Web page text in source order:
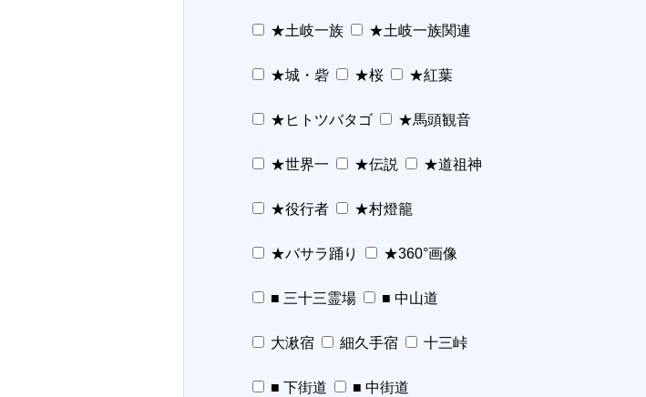
★土岐一族 ★土岐一族関連
★城・砦 ★桜 ★紅葉
★ヒトツバタゴ ★馬頭観音
★世界一 ★伝説 ★道祖神
★役行者 ★村燈籠
★バサラ踊り ★360°画像
■ 三十三霊場 ■ 中山道
大湫宿 細久手宿 十三峠
■ 下街道 ■ 中街道